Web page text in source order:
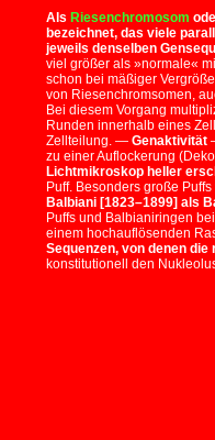
Als Riesenchromosom
bezeichnet, das viele
jeweils denselben
viel größer als »normale«
schon bei mäßiger
von Riesenchromsomen,
Bei diesem Vorgang
Runden innerhalb eines
Zellteilung. — Genaktivität
zu einer Auflockerung
Lichtmikroskop heller
Puff. Besonders große
Balbiani [1823–1899] als
Puffs und Balbianiringen
einem hochauflösenden
Sequenzen, von denen
konstitutionell den